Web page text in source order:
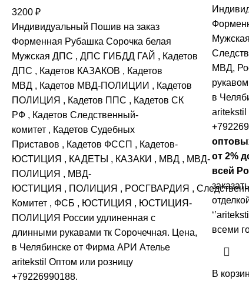
3200 ₽
Индивидуальный Пошив на заказ
Форменная Рубашка Сорочка белая
Мужская ДПС , ДПС ГИБДД ГАЙ , Кадетов
ДПС , Кадетов КАЗАКОВ , Кадетов
МВД, Кадетов МВД-ПОЛИЦИИ , Кадетов
ПОЛИЦИЯ , Кадетов ППС , Кадетов СК
РФ, Кадетов Следственный-
комитет, Кадетов Судебных
Приставов , Кадетов ФССП , Кадетов-
ЮСТИЦИЯ , КАДЕТЫ , КАЗАКИ , МВД, МВД-
ПОЛИЦИЯ , МВД-
ЮСТИЦИЯ , ПОЛИЦИЯ , РОСГВАРДИЯ ,
Комитет, ФСБ , ЮСТИЦИЯ , ЮСТИЦИЯ-
ПОЛИЦИЯ России удлиненная с
длинными рукавами тк Сорочечная. Цена,
в Челябинске от Фирма АРИ Ателье
aritekstil Оптом или розницу
+79226990188.
МВД,
в
aritekstil
от 2%
всей
всеми
В